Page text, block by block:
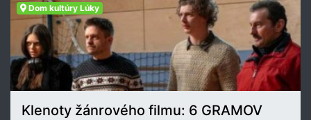
Dom kultúry Lúky
Klenoty žánrového filmu: 6 GRAMOV